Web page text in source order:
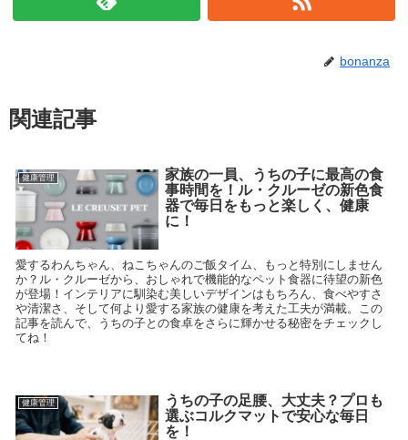
bonanza
関連記事
健康管理
家族の一員、うちの子に最高の食
事時間を！ル・クルーゼの新色食
器で毎日をもっと楽しく、健康
に！
愛するわんちゃん、ねこちゃんのご飯タイム、もっと特別にしません
か？ル・クルーゼから、おしゃれで機能的なペット食器に待望の新色
が登場！インテリアに馴染む美しいデザインはもちろん、食べやすさ
や清潔さ、そして何より愛する家族の健康を考えた工夫が満載。この
記事を読んで、うちの子との食卓をさらに輝かせる秘密をチェックし
てね！
健康管理
うちの子の足腰、大丈夫？プロも
選ぶコルクマットで安心な毎日
を！